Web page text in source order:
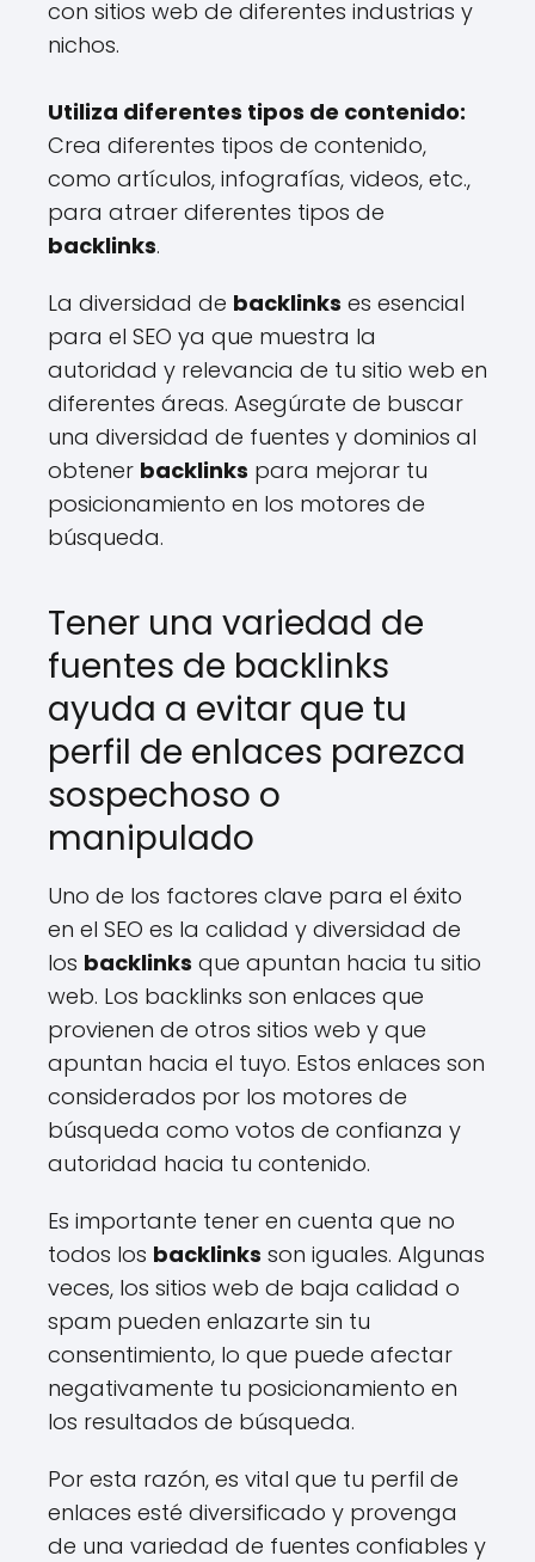
con sitios web de diferentes industrias y
nichos.
Utiliza diferentes tipos de contenido:
Crea diferentes tipos de contenido,
como artículos, infografías, videos, etc.,
para atraer diferentes tipos de
backlinks.
La diversidad de backlinks es esencial
para el SEO ya que muestra la
autoridad y relevancia de tu sitio web en
diferentes áreas. Asegúrate de buscar
una diversidad de fuentes y dominios al
obtener backlinks para mejorar tu
posicionamiento en los motores de
búsqueda.
Tener una variedad de
fuentes de backlinks
ayuda a evitar que tu
perfil de enlaces parezca
sospechoso o
manipulado
Uno de los factores clave para el éxito
en el SEO es la calidad y diversidad de
los backlinks que apuntan hacia tu sitio
web. Los backlinks son enlaces que
provienen de otros sitios web y que
apuntan hacia el tuyo. Estos enlaces son
considerados por los motores de
búsqueda como votos de confianza y
autoridad hacia tu contenido.
Es importante tener en cuenta que no
todos los backlinks son iguales. Algunas
veces, los sitios web de baja calidad o
spam pueden enlazarte sin tu
consentimiento, lo que puede afectar
negativamente tu posicionamiento en
los resultados de búsqueda.
Por esta razón, es vital que tu perfil de
enlaces esté diversificado y provenga
de una variedad de fuentes confiables y